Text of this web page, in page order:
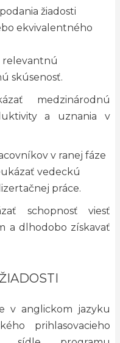
žiadosti
ekvivalentného
relevantnú
skúsenosť.
medzinárodnú
a uznania v
v ranej fáze
vedeckú
práce.
schopnosť viesť
a dlhodobo získavať
v anglickom jazyku
prihlasovacieho